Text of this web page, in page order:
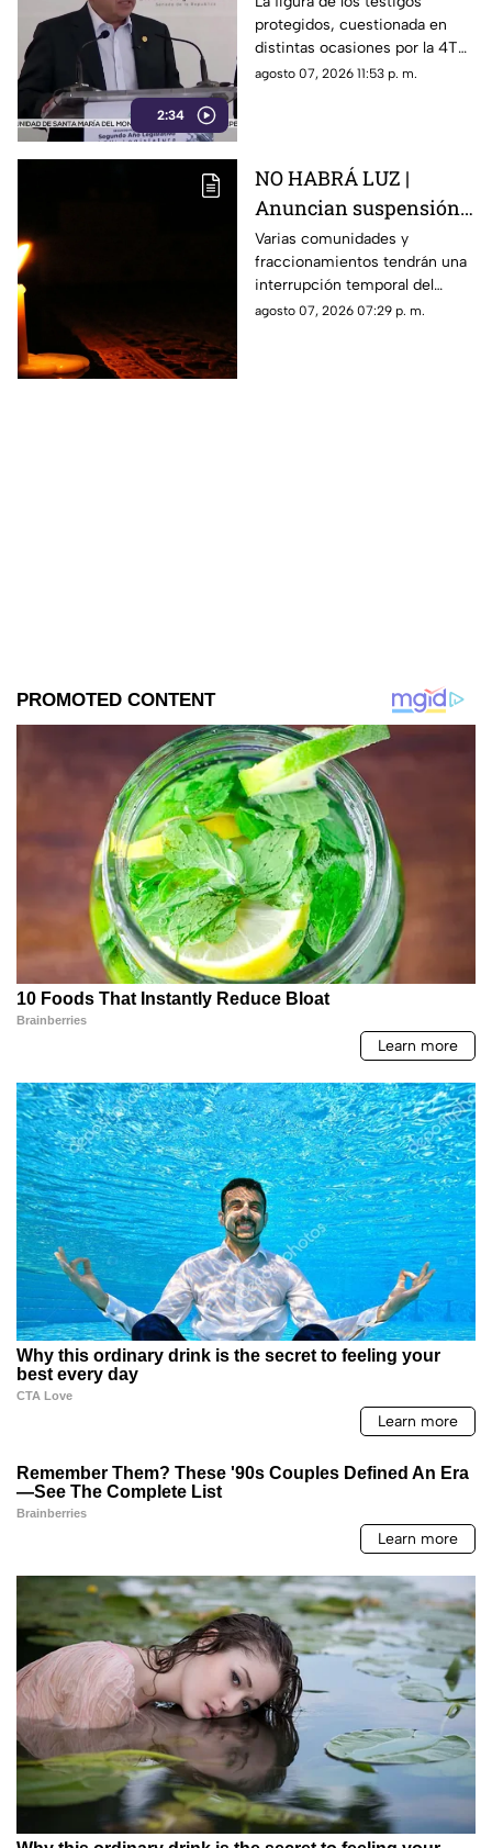
2:34
Ayotzinapa
protegidos, cuestionada en
distintas ocasiones por la 4T
cuando es utilizada por
investigación contra el
exgobernador
agosto 07, 2026 11:53 p. m.
NO HABRÁ LUZ |
Anuncian suspensión
del suministro eléctrico
en Querétaro; estás
serán las zonas
afectadas
Varias comunidades y
fraccionamientos tendrán una
interrupción temporal del
servicio eléctrico durante
agosto 07, 2026 07:29 p. m.